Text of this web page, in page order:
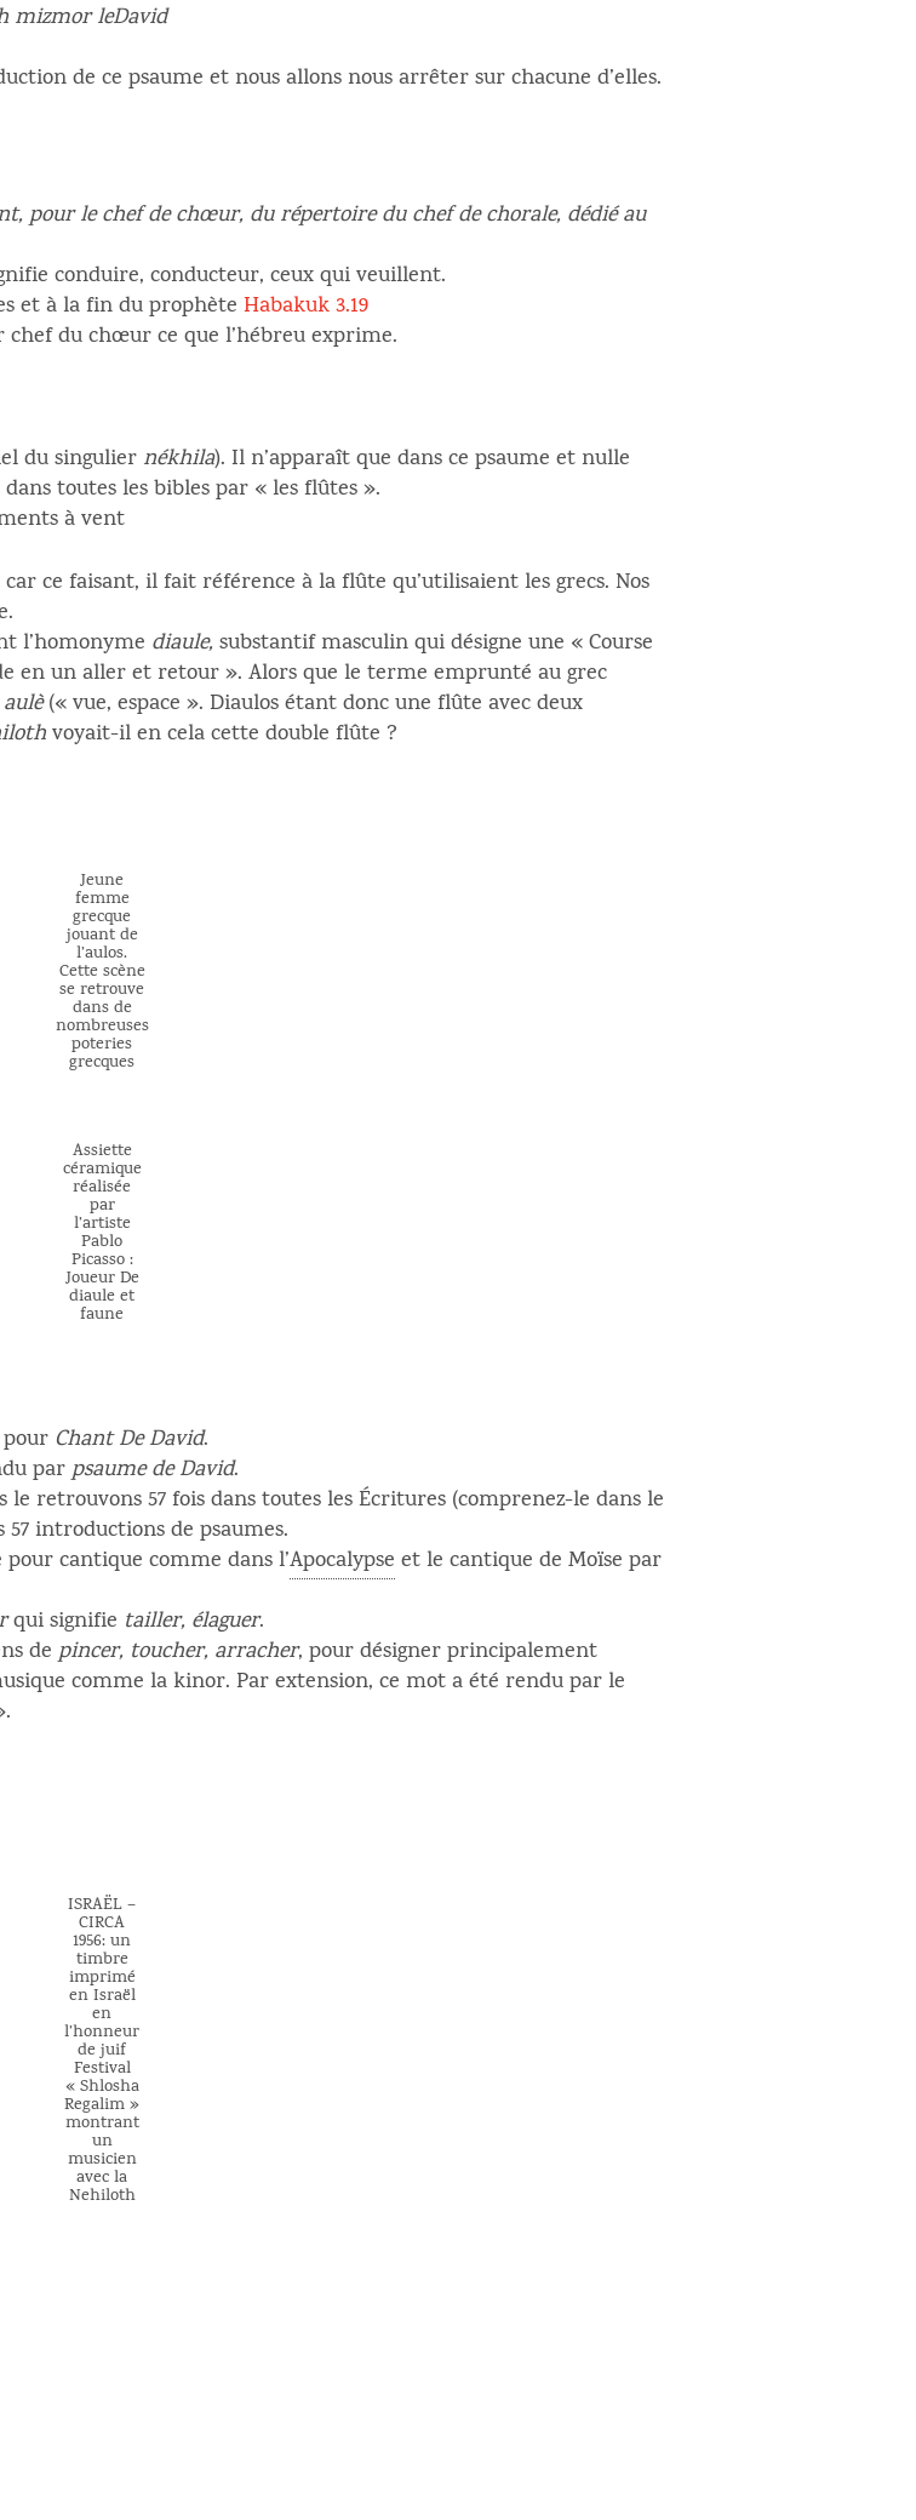
mizmor leDavid
de ce psaume et nous allons nous arrêter sur chacune d’elles.
pour le chef de chœur, du répertoire du chef de chorale, dédié au
conduire, conducteur, ceux qui veuillent.
et à la fin du prophèteHabakuk 3.19
du chœur ce que l’hébreu exprime.
du singulier nékhila). Il n’apparaît que dans ce psaume et nulle
toutes les bibles par « les flûtes ».
à vent
ce faisant, il fait référence à la flûte qu’utilisaient les grecs. Nos
l’homonyme diaule, substantif masculin qui désigne une « Course
en un aller et retour ». Alors que le terme emprunté au grec
aulè(« vue, espace ». Diaulos étant donc une flûte avec deux
voyait-il en cela cette double flûte ?
Jeune
femme
grecque
jouant de
l’aulos.
Cette scène
se retrouve
dans de
nombreuses
poteries
grecques
Assiette
céramique
réalisée
par
l’artiste
Pablo
Picasso :
Joueur De
diaule et
faune
pour Chant De David.
parpsaume de David.
retrouvons 57 fois dans toutes les Écritures (comprenez-le dans le
introductions de psaumes.
cantique comme dans l’Apocalypse et le cantique de Moïse par
qui signifie tailler, élaguer.
depincer, toucher, arracher, pour désigner principalement
comme la kinor. Par extension, ce mot a été rendu par le
ISRAËL –
CIRCA
1956: un
timbre
imprimé
en Israël
en
l’honneur
de juif
Festival
« Shlosha
Regalim »
montrant
un
musicien
avec la
Nehiloth